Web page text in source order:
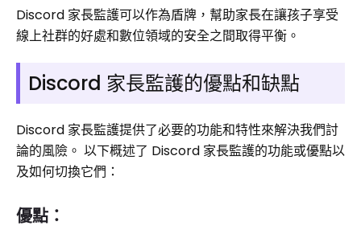
Discord 家長監護可以作為盾牌，幫助家長在讓孩子享受
線上社群的好處和數位領域的安全之間取得平衡。
Discord 家長監護的優點和缺點
Discord 家長監護提供了必要的功能和特性來解決我們討
論的風險。 以下概述了 Discord 家長監護的功能或優點以
及如何切換它們：
優點：